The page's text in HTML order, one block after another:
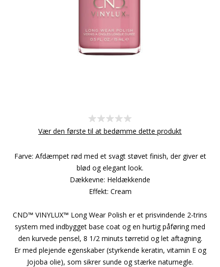
Vær den første til at bedømme dette produkt
Farve: Afdæmpet rød med et svagt støvet finish, der giver et
blød og elegant look.
Dækkevne: Heldækkende
Effekt: Cream
CND™ VINYLUX™ Long Wear Polish er et prisvindende 2-trins
system med indbygget base coat og en hurtig påføring med
den kurvede pensel, 8 1/2 minuts tørretid og let aftagning.
Er med plejende egenskaber (styrkende keratin, vitamin E og
Jojoba olie), som sikrer sunde og stærke naturnegle.